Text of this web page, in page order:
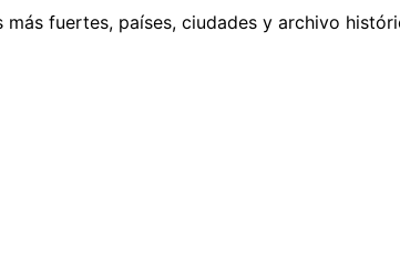
fuertes, países, ciudades y archivo